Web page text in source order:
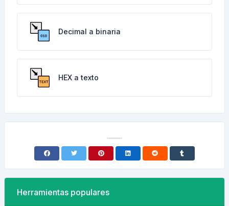
Decimal a binaria
HEX a texto
Herramientas populares